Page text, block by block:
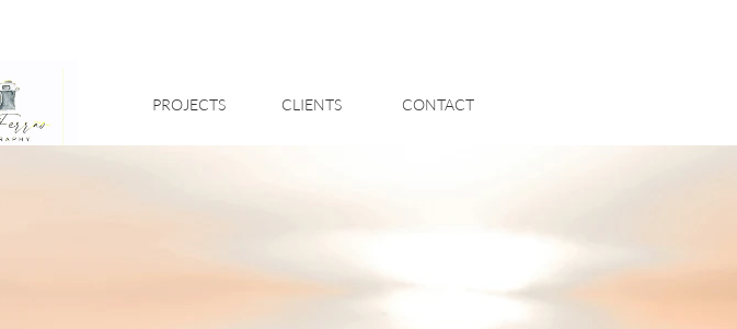
PROJECTS CLIENTS CONTACT